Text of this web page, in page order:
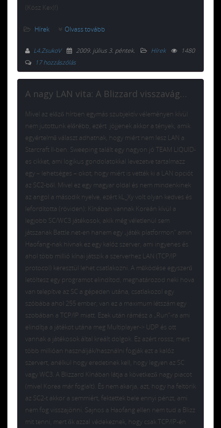
(Kösz Kex)!)
Hírek Olvass tovább
L4.ZsukoV 2009. július 3. péntek. Hírek
1480
17 hozzászólás
A nagy LAN vita: A Blizzard visszavág…
Mivel az előző hírben egymás szubjektív véleményen kívül
nem jutottunk előrébb, ezért jöjjenek akkor a tények, amik
egyértelmű választ adhatnak, hogy miért nem lesz LAN a
Starcraft II-ben. Sweeping talált egy nagyon jó TEAM LIQUID-
es cikket, ami logikus gondolatokkal levezetve tartalmazz
egy – lehetséges – okot, hogy miért is vették ki a LAN opciót
az SC2-ből. Mivel ez egy magyar oldal és nem mindenkinek
az angol a második nyelve, ezért kL_Xy volt olyan kedves és
lefordította (röviden): Kínában vannak Koreán kívül a
legjobb SC/WC3 játékosok, akik még véletlenül sem
játszanak Battle.net-en hanem egy „játék platformon” amin
Haofang-nak hívnak ez egy kalóz szerver, ami ingyenes és
ahol több millió kínai játszik a szerverhez LAN (TCP/IP
protocol) keresztül lehet csatlakozni. A működése egyszerű
letöltesz egy programot elindítod, meghatározod neki hova
van telepítve az SC a gépeden utána, csatlakozol egy
szóbába ahol 255 ember, van ez a maximum létszám egy
szobában a TCP/IP miatt. Ezek után rámész a „Run”-ra ami
elindítja a játékot utána meg Multiplayer-> UDP és ott
vannak a játékosok által kreált dolgok. Ez azért rossz, mert
több millióan használják/használni fogják ezt a kalóz
szervert, anélkül hogy eredetinek kell, hogy legyen az SC
vagy WC3. A Blizzard Kínában látja a következő nagy piacot
(mivel Korea már foglalt). És nem akarja, azt, hogy ha feltörik
az SC2-t akkor a semmiért, fektettek bele ennyi pénzt, ami
nem fog visszajönni. Sajnos a Haofang ellen nem tud a Blizz
mit tenni, mert ők azzal védekeznek, hogy csak TCP/IP-én